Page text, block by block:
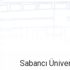
Sabancı